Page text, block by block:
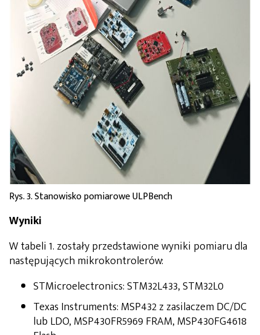
Rys. 3. Stanowisko pomiarowe ULPBench
Wyniki
W tabeli 1. zostały przedstawione wyniki pomiaru dla
następujących mikrokontrolerów:
STMicroelectronics: STM32L433, STM32L0
Texas Instruments: MSP432 z zasilaczem DC/DC
lub LDO, MSP430FR5969 FRAM, MSP430FG4618